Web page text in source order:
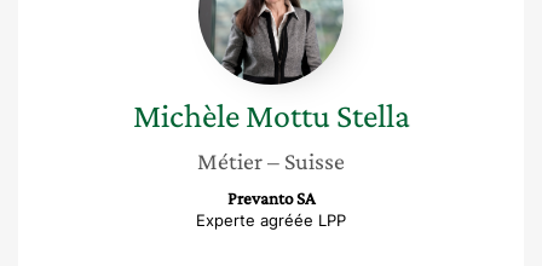
Michèle Mottu Stella
Métier– Suisse
Prevanto SA
Experte agréée LPP